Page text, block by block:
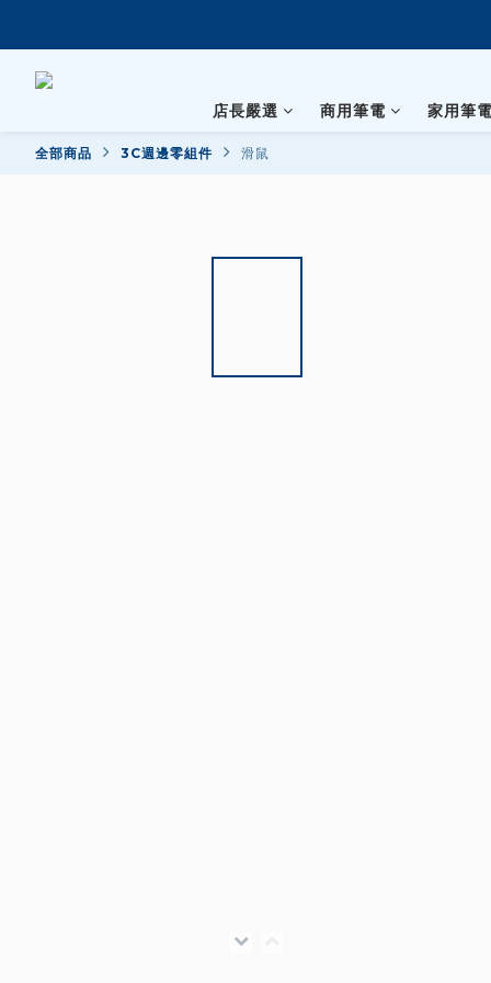
店長嚴選 商用筆電 家用筆
全部商品 3C週邊零組件 滑鼠